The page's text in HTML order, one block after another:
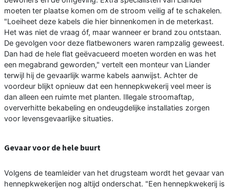
moeten ter plaatse komen om de stroom veilig af te schakelen.
"Loeiheet deze kabels die hier binnenkomen in de meterkast.
Het was niet de vraag óf, maar wanneer er brand zou ontstaan.
De gevolgen voor deze flatbewoners waren rampzalig geweest.
Dan had de hele flat geëvacueerd moeten worden en was het
een megabrand geworden," vertelt een monteur van Liander
terwijl hij de gevaarlijk warme kabels aanwijst. Achter de
voordeur blijkt opnieuw dat een hennepkwekerij veel meer is
dan alleen een ruimte met planten. Illegale stroomaftap,
oververhitte bekabeling en ondeugdelijke installaties zorgen
voor levensgevaarlijke situaties.
Gevaar voor de hele buurt
Volgens de teamleider van het drugsteam wordt het gevaar van
hennepkwekerijen nog altijd onderschat. "Een hennepkwekerij is